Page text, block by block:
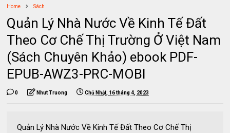
Home Sách
Quản Lý Nhà Nước Về Kinh Tế Đất
Theo Cơ Chế Thị Trường Ở Việt Nam
(Sách Chuyên Khảo) ebook PDF-
EPUB-AWZ3-PRC-MOBI
0 Nhut Truong Chủ Nhật, 16 tháng 4, 2023
Quản Lý Nhà Nước Về Kinh Tế Đất Theo Cơ Chế Thị